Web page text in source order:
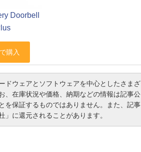
Doorbell
ウェアとソフトウェアを中心としたさまざ
、在庫状況や価格、納期などの情報は記事公
を保証するものではありません。また、記事
に還元されることがあります。